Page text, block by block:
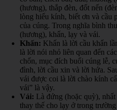
(hương), thắp đèn, đốt nến
lòng hiếu kính, biết ơn và cầu
của cúng. Trong nghĩa bình
(hương), khấn, lạy và vái.
Khấn: Khấn là lời cầu khẩn
là lời nói nhỏ liên quan đến
chốn, mục đích buổi cúng lễ,
đình, lời cầu xin và lời hứa.
vái được coi là lời chào kính
vái” là vậy.
Vái: Là đứng (hoặc quỳ),
thay thế cho lạy ở trong